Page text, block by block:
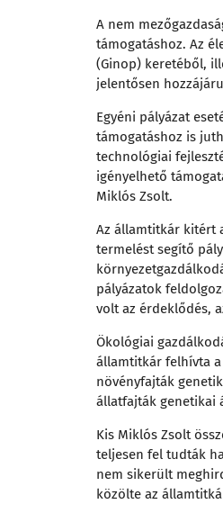
A nem
támogatáshoz. Az
(Ginop) keretéből,
jelentősen
Egyéni pályázat
támogatáshoz is
technológiai
igényelhető
Miklós Zsolt.
Az államtitkár kitért
termelést segítő
pályázatok
volt az érdeklődés,
Ökológiai
államtitkár felhívta a
növényfajták
állatfajták genetikai
Kis Miklós Zsolt
teljesen fel tudták
nem sikerült
közölte az